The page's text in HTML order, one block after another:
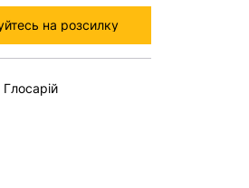
на розсилку
Глосарій